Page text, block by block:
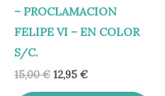
– PROCLAMACION
FELIPE VI – EN COLOR
S/C.
15,00€ 12,95 €